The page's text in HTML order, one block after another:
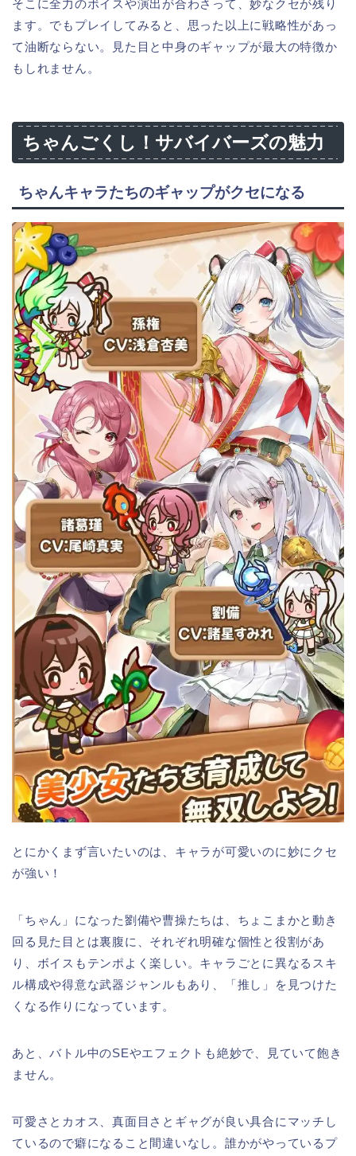
そこに全力のボイスや演出が合わさって、妙なクセが残り
ます。でもプレイしてみると、思った以上に戦略性があっ
て油断ならない。見た目と中身のギャップが最大の特徴か
もしれません。
ちゃんごくし！サバイバーズの魅力
ちゃんキャラたちのギャップがクセになる
とにかくまず言いたいのは、キャラが可愛いのに妙にクセ
が強い！
「ちゃん」になった劉備や曹操たちは、ちょこまかと動き
回る見た目とは裏腹に、それぞれ明確な個性と役割があ
り、ボイスもテンポよく楽しい。キャラごとに異なるスキ
ル構成や得意な武器ジャンルもあり、「推し」を見つけた
くなる作りになっています。
あと、バトル中のSEやエフェクトも絶妙で、見ていて飽き
ません。
可愛さとカオス、真面目さとギャグが良い具合にマッチし
ているので癖になること間違いなし。誰かがやっているプ